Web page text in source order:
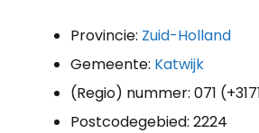
Provincie: Zuid-Holland
Gemeente: Katwijk
(Regio) nummer: 071
Postcodegebied: 2224